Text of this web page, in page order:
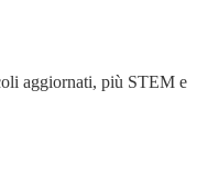
aggiornati, più STEM e